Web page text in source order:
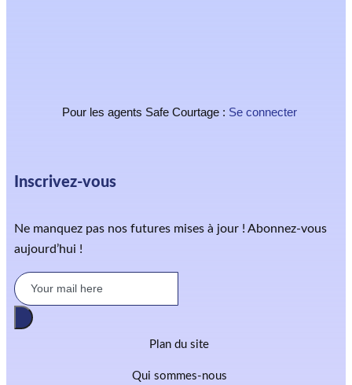
Pour les agents Safe Courtage : Se connecter
Inscrivez-vous
Ne manquez pas nos futures mises à jour ! Abonnez-vous
aujourd’hui !
Plan du site
Qui sommes-nous